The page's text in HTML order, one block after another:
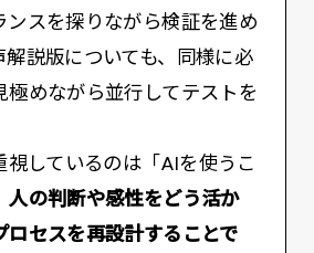
ンスを探りながら検証を進め
解説版についても、同様に必
極めながら並行してテストを
視しているのは「AIを使うこ
人の判断や感性をどう活か
ロセスを再設計することで